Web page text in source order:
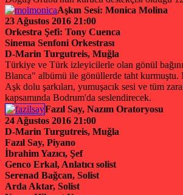
Aşkın Sesi: Monica Molina
23 Ağustos 2016 21:00
Orkestra Şefi: Tony Cuenca
Sinema Senfoni Orkestrası
D-Marin Turgutreis, Muğla
Türkiye ve Türk izleyicilerle olan gönül
Blanca" albümü ile gönüllerde taht kurmuştu.
Aşk dolu şarkıları, yumuşacık sesi ve tüm
kapsamında Bodrum'da seslendirecek.
Fazıl Say, Nazım Oratoryosu
24 Ağustos 2016 21:00
D-Marin Turgutreis, Muğla
Fazıl Say, Piyano
İbrahim Yazıcı, Şef
Genco Erkal, Anlatıcı solist
Serenad Bağcan, Solist
Arda Aktar, Solist